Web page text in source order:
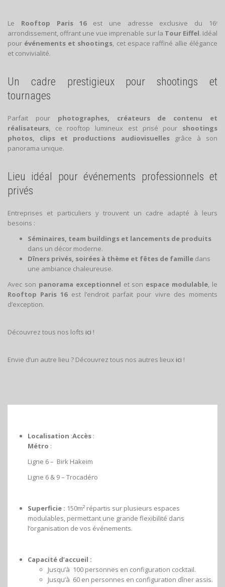
Le Rooftop Paris 16est une adresse exclusive du 16ᵉ
arrondissement, offrant une vue imprenable sur la Tour Eiffel. Idéal
pour événements et shootings , cet espace raffiné allie élégance
et convivialité.
Un cadre prestigieux pour shootings et
tournages
Parfait pour photographes, créateurs de contenu et
réalisateurs , ce rooftop lumineux est prisé pour shootings
photos, clips et productions audiovisuellesgrâce à son
panorama unique.
Lieu idéal pour événements professionnels et
privés
Entreprises et particuliers y trouvent un cadre adapté à leurs
besoins :
Séminaires, team buildings et lancements de produits
dans un décor moderne.
Dîners privés, soirées à thème et fêtes de famille dans
une ambiance chaleureuse.
Avec son panorama exceptionnel et son espace modulable, le
Rooftop Paris 16est l’endroit parfait pour vivre des moments
d’exception.
Découvrez tous nos lofts ici !
Envie d’un autre lieu ? Découvrez tous nos autres lieux ici !
Localisation :Accès :
Métro :
Ligne 6 – Birk Hakeim
Ligne 6 & 9 – Trocadéro
Superficie : 150m² répartis sur plusieurs espaces
modulables, permettant une grande flexibilité dans
l’organisation de vos événements.
Capacité d’accueil :
Jusqu’à 100 personnes en configuration cocktail.
Jusqu’à 60 en personnes en configuration dîner assis.